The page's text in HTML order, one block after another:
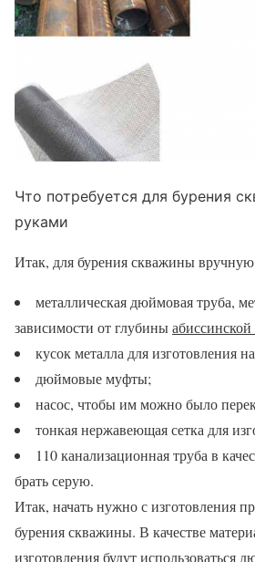
Что потребуется для бурения
руками
Итак, для бурения скважины вручную
металлическая дюймовая труба,
зависимости от глубины
кусок металла для изготовления
дюймовые муфты;
насос, чтобы им можно было
тонкая нержавеющая сетка для
110 канализационная труба в
брать серую.
Итак, начать нужно с изготовления
бурения скважины. В качестве
изготовления будут использоваться